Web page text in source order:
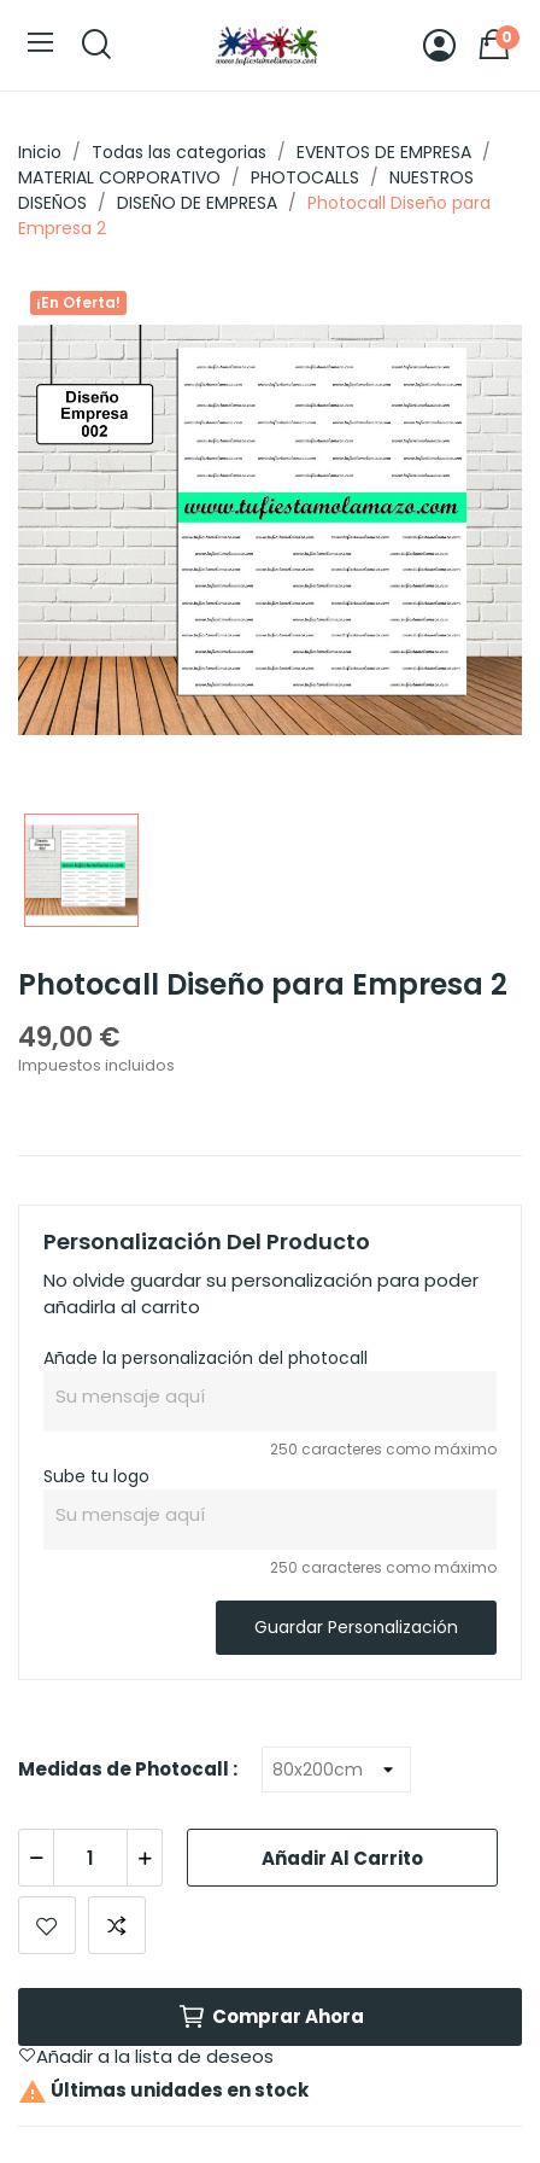
0
Inicio Todas las categorias
EVENTOS DE EMPRESA
MATERIAL CORPORATIVO
PHOTOCALLS
NUESTROS
DISEÑOS
DISEÑO DE EMPRESA
Photocall Diseño para
Empresa 2
¡En Oferta!
Photocall Diseño para Empresa 2
49,00 €
Impuestos incluidos
Personalización Del Producto
No olvide guardar su personalización para poder
añadirla al carrito
Añade la personalización del photocall
250 caracteres como máximo
Sube tu logo
250 caracteres como máximo
Guardar Personalización
Medidas de Photocall :
Añadir Al Carrito
Comprar Ahora
Añadir a la lista de deseos
 Últimas unidades en stock